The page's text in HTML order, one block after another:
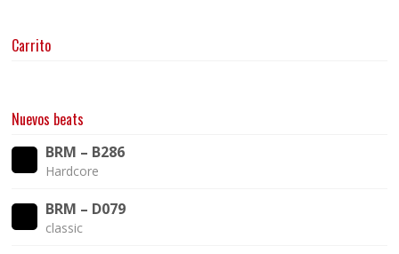
Carrito
Nuevos beats
BRM – B286
Hardcore
BRM – D079
classic